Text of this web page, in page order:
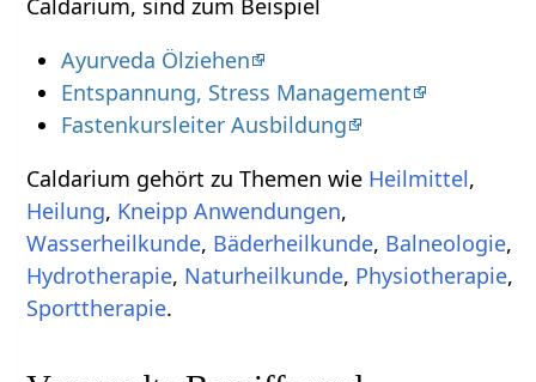
Caldarium, sind zum Beispiel
Ayurveda Ölziehen
Entspannung, Stress Management
Fastenkursleiter Ausbildung
Caldarium gehört zu Themen wie Heilmittel,
Heilung, Kneipp Anwendungen,
Wasserheilkunde, Bäderheilkunde, Balneologie,
Hydrotherapie, Naturheilkunde, Physiotherapie,
Sporttherapie.